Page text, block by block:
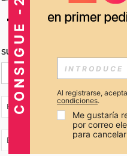
SUSCRÍBETE PARA RECIBIR
EC + 593
EC + 593
CONSIGUE -20% Al registrarse,
condiciones.
Me gustaría
por correo
para